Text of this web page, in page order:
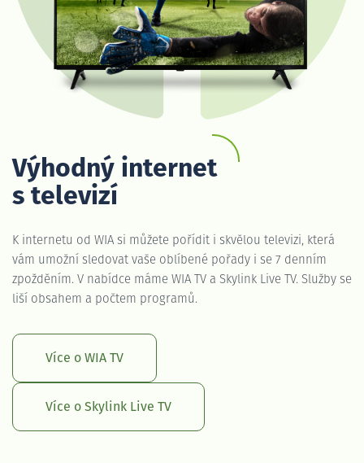
Výhodný internet
s televizí
K internetu od WIA si můžete pořídit i skvělou televizi, která
vám umožní sledovat vaše oblíbené pořady i se 7 denním
zpožděním. V nabídce máme WIA TV a Skylink Live TV. Služby se
liší obsahem a počtem programů.
Více o WIA TV
Více o Skylink Live TV